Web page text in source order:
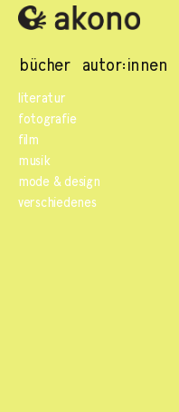
bücher autor:innen
literatur
fotografie
film
musik
mode & design
verschiedenes